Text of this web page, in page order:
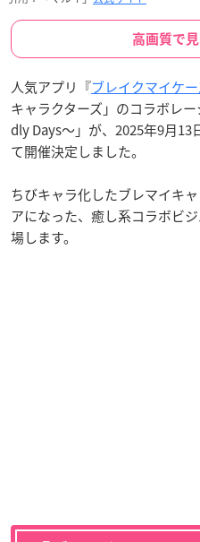
高画質で
人気アプリ『ブレイクマイケー
キャラクターズ」のコラボレ
dly Days～」が、2025年9月
て開催決定しました。
ちびキャラ化したブレマイキ
アになった、癒し系コラボビ
場します。